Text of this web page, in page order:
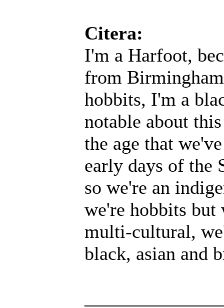
Citera:
I'm a Harfoot,
from
hobbits, I'm a
notable about
the age that
early days of the
so we're an
we're hobbits but
multi-cultural,
black, asian and